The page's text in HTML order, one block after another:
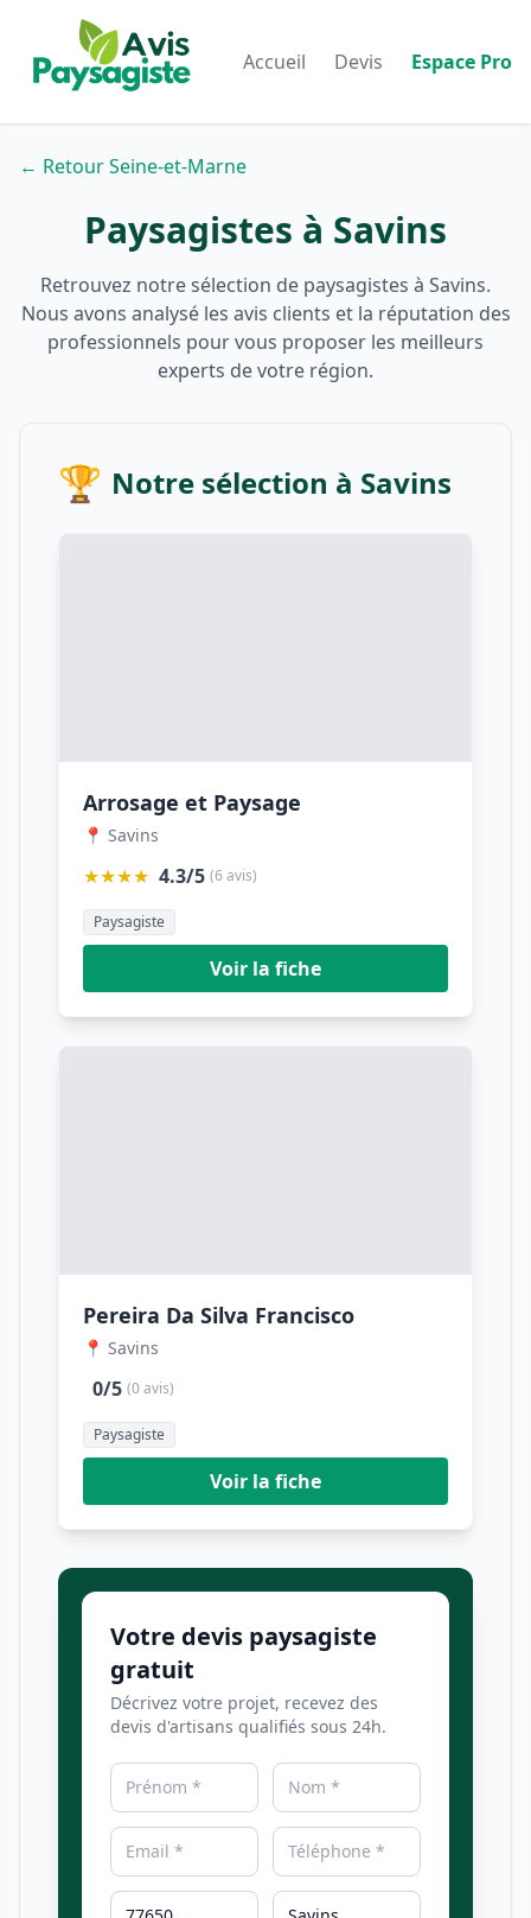
Accueil Devis Espace Pro
← Retour Seine-et-Marne
Paysagistes à Savins
Retrouvez notre sélection de paysagistes à Savins.
Nous avons analysé les avis clients et la réputation des
professionnels pour vous proposer les meilleurs
experts de votre région.
🏆 Notre sélection à Savins
Arrosage et Paysage
📍 Savins
★★★★ 4.3/5 (6 avis)
Paysagiste
Voir la fiche
Pereira Da Silva Francisco
📍 Savins
0/5 (0 avis)
Paysagiste
Voir la fiche
Votre devis paysagiste
gratuit
Décrivez votre projet, recevez des
devis d'artisans qualifiés sous 24h.